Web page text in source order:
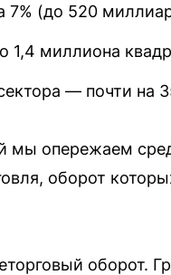
7% (до 520
1,4 миллиона
— почти на
мы опережаем
оборот
оборот.